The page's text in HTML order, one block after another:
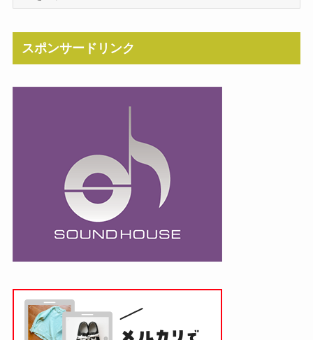
スポンサードリンク